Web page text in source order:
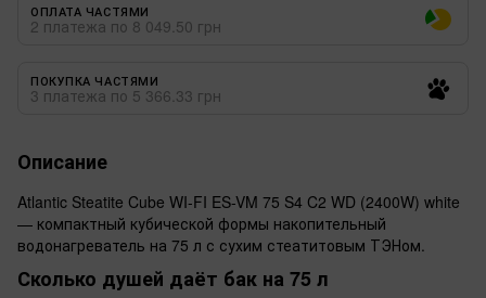
ОПЛАТА ЧАСТЯМИ
2 платежа по 8 049.50 грн
ПОКУПКА ЧАСТЯМИ
3 платежа по 5 366.33 грн
Описание
Atlantic Steatite Cube WI-FI ES-VM 75 S4 C2 WD (2400W) white
— компактный кубической формы накопительный
водонагреватель на 75 л с сухим стеатитовым ТЭНом.
Сколько душей даёт бак на 75 л